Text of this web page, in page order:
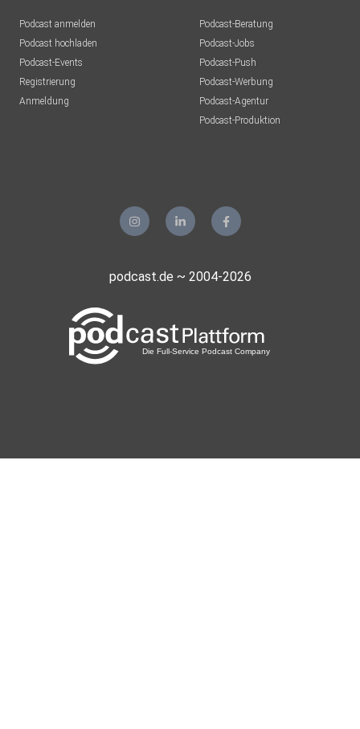
Podcast anmelden
Podcast hochladen
Podcast-Events
Registrierung
Anmeldung
Podcast-Beratung
Podcast-Jobs
Podcast-Push
Podcast-Werbung
Podcast-Agentur
Podcast-Produktion
podcast.de ~ 2004-2026